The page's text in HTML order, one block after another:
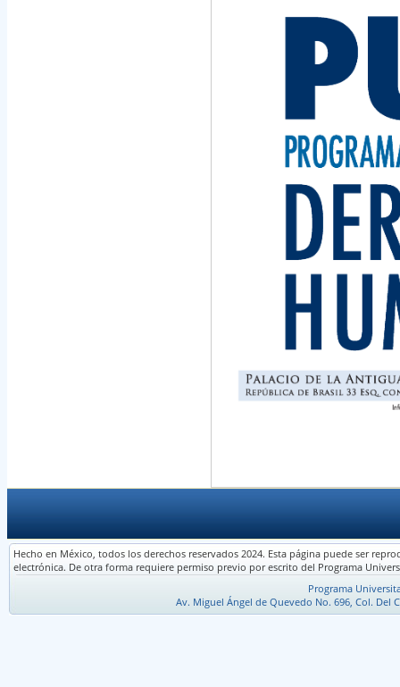
Hecho en México, todos los derechos reservados 2024. Esta página puede ser
electrónica. De otra forma requiere permiso previo por escrito del Programa
Programa
Av. Miguel Ángel de Quevedo No. 696, Col. Del